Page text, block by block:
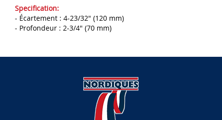
Specification:
- Écartement : 4-23/32" (120 mm)
- Profondeur : 2-3/4" (70 mm)